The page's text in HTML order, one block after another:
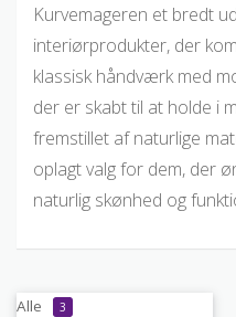
Kurvemageren et bredt
interiørprodukter, der
klassisk håndværk med
der er skabt til at holde i
fremstillet af naturlige
oplagt valg for dem, der
naturlig skønhed og
Alle 3